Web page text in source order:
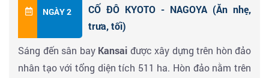
NGÀY 2
CỐ ĐÔ KYOTO - NAGOYA (Ăn nhẹ,
trưa, tối)
Sáng đến sân bay Kansai được xây dựng trên hòn đảo
nhân tạo với tổng diện tích 511 ha. Hòn đảo nằm trên